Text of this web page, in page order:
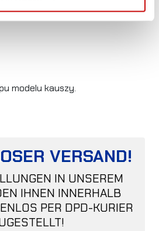
modelu kauszy.
VERSAND!
IN UNSEREM
IHNEN INNERHALB
PER DPD-KURIER